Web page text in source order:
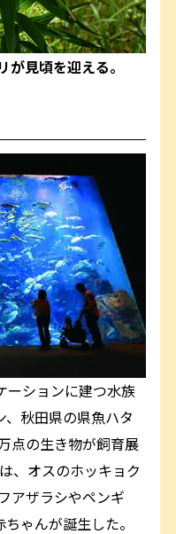
見頃を迎える。
ーションに建つ水族
秋田県の県魚ハタ
点の生き物が飼育展
、オスのホッキョク
アザラシやペンギ
ゃんが誕生した。